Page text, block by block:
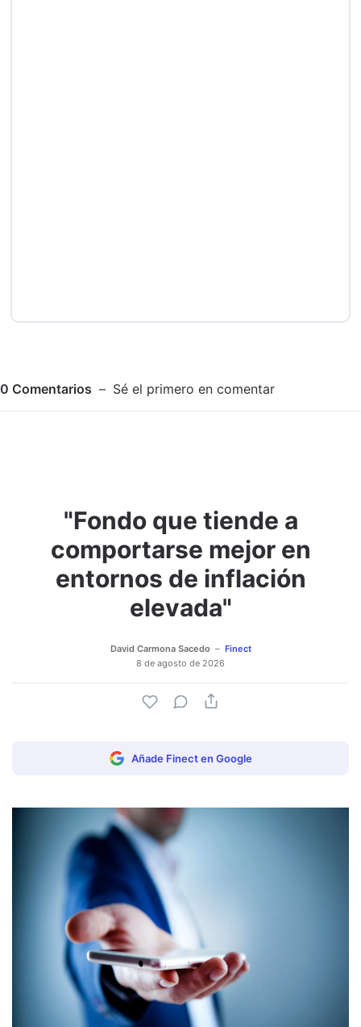
0 Comentarios Sé el primero en comentar
Adjuntar imagen Comentar
"Fondo que tiende a
comportarse mejor en
entornos de inflación
elevada"
David Carmona Sacedo
Finect
8 de agosto de 2026
Añade Finect en Google